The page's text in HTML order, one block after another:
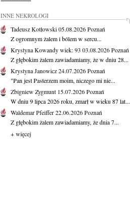
INNE NEKROLOGI
Tadeusz Kotłowski05.08.2026Poznań
Z ogromnym żalem i bólem w sercu...
Krystyna Kowandywiek: 93 03.08.2026Poznań
Z głębokim żalem zawiadamiamy, że w dniu 28...
Krystyna Janowicz24.07.2026Poznań
"Pan jest Pasterzem moim, niczego mi nie...
Zbigniew Zygmunt 15.07.2026Poznań
W dniu 9 lipca 2026 roku, zmarł w wieku 87 lat...
Waldemar Pfeiffer22.06.2026Poznań
Z głębokim żalem zawiadamiamy, że dnia 7...
+ więcej